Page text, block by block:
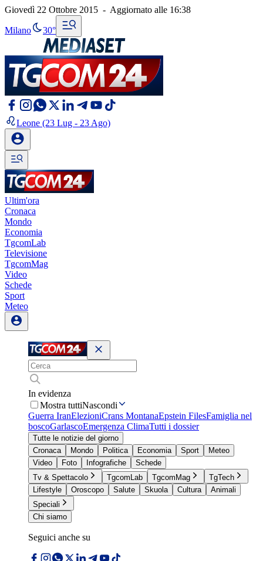
Giovedì 22 Ottobre 2015 - Aggiornato alle 16:38
Milano 30°
Leone (23 Lug - 23 Ago)
Ultim'ora
Cronaca
Mondo
Economia
TgcomLab
Televisione
TgcomMag
Video
Schede
Sport
Meteo
In evidenza
Mostra tuttiNascondi
Guerra IranElezioniCrans MontanaEpstein FilesFamiglia nel
boscoGarlascoEmergenza ClimaTutti i dossier
Tutte le notizie del giorno
Cronaca
Mondo Politica Economia Sport
Meteo
Video
Foto Infografiche
Schede
Tv & Spettacolo
TgcomLab TgcomMag
TgTech
Lifestyle
Oroscopo Salute Skuola Cultura
Animali
Speciali
Chi siamo
Seguici anche su